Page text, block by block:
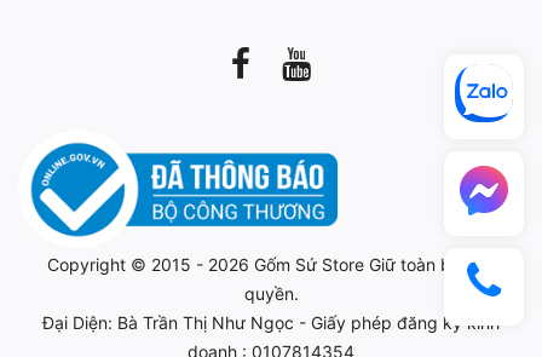
Copyright © 2015 - 2026 Gốm Sứ StoreGiữ toàn bộ bản
quyền.
Đại Diện: Bà Trần Thị Như Ngọc - Giấy phép đăng ký kinh
doanh : 0107814354